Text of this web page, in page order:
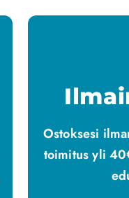
Ostoksesi
toimitus yli